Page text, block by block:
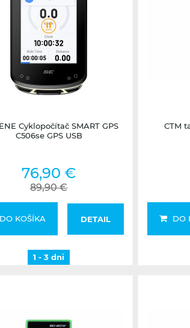
1 - 3 dni
Cyklopočítač SMART GPS
C506se GPS USB
76,90 €
89,90 €
KOŠÍKA DETAIL
1 - 3 dni
CTM
DO